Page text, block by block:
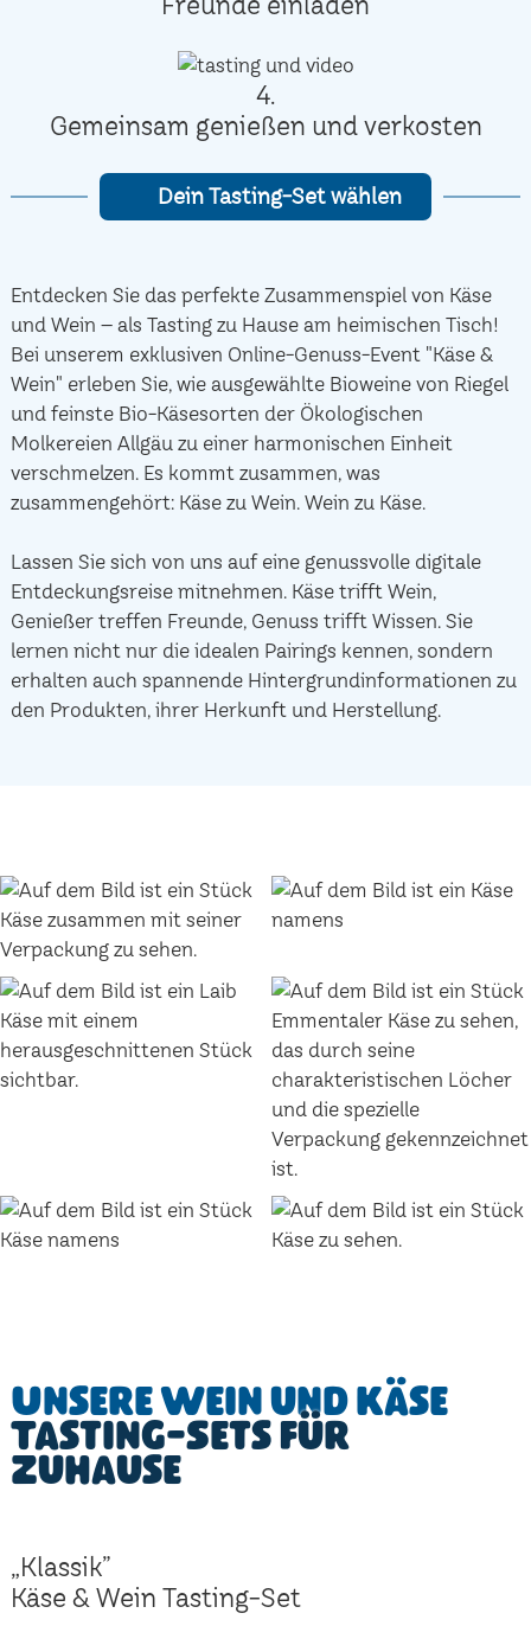
4.
Gemeinsam genießen und verkosten
Dein Tasting-Set wählen
Entdecken Sie das perfekte Zusammenspiel von Käse
und Wein – als Tasting zu Hause am heimischen Tisch!
Bei unserem exklusiven Online-Genuss-Event "Käse &
Wein" erleben Sie, wie ausgewählte Bioweine von Riegel
und feinste Bio-Käsesorten der Ökologischen
Molkereien Allgäu zu einer harmonischen Einheit
verschmelzen. Es kommt zusammen, was
zusammengehört: Käse zu Wein. Wein zu Käse.
Lassen Sie sich von uns auf eine genussvolle digitale
Entdeckungsreise mitnehmen. Käse trifft Wein,
Genießer treffen Freunde, Genuss trifft Wissen. Sie
lernen nicht nur die idealen Pairings kennen, sondern
erhalten auch spannende Hintergrundinformationen zu
den Produkten, ihrer Herkunft und Herstellung.
Unsere Wein und Käse
Tasting-Sets für
Zuhause
„Klassik”
Käse & Wein Tasting-Set